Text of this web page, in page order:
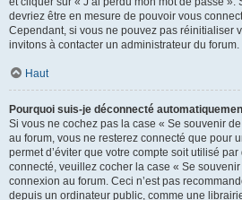
devriez être en mesure de pouvoir vous
Cependant, si vous ne pouvez pas réinitialiser
invitons à contacter un administrateur du forum.
Haut
Pourquoi suis-je déconnecté
Si vous ne cochez pas la case « Se souvenir
au forum, vous ne resterez connecté que pour
permet d’éviter que votre compte soit utilisé par
connecté, veuillez cocher la case « Se
connexion au forum. Ceci n’est pas
depuis un ordinateur public, comme une